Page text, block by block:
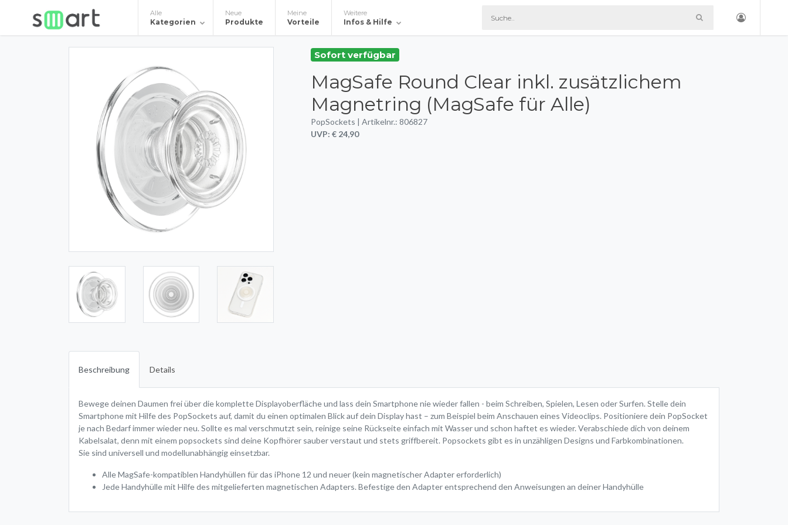
Alle
Kategorien
Neue
Produkte
Meine
Vorteile
Weitere
Infos & Hilfe
Sofort verfügbar
MagSafe Round Clear inkl. zusätzlichem
Magnetring (MagSafe für Alle)
PopSockets | Artikelnr.: 806827
UVP: € 24,90
Beschreibung Details
Bewege deinen Daumen frei über die komplette Displayoberfläche und lass dein Smartphone nie wieder fallen - beim Schreiben, Spielen, Lesen oder Surfen. Stelle dein
Smartphone mit Hilfe des PopSockets auf, damit du einen optimalen Blick auf dein Display hast – zum Beispiel beim Anschauen eines Videoclips. Positioniere dein PopSocket
je nach Bedarf immer wieder neu. Sollte es mal verschmutzt sein, reinige seine Rückseite einfach mit Wasser und schon haftet es wieder. Verabschiede dich von deinem
Kabelsalat, denn mit einem popsockets sind deine Kopfhörer sauber verstaut und stets griffbereit. Popsockets gibt es in unzähligen Designs und Farbkombinationen.
Sie sind universell und modellunabhängig einsetzbar.
Alle MagSafe-kompatiblen Handyhüllen für das iPhone 12 und neuer (kein magnetischer Adapter erforderlich)
Jede Handyhülle mit Hilfe des mitgelieferten magnetischen Adapters. Befestige den Adapter entsprechend den Anweisungen an deiner Handyhülle